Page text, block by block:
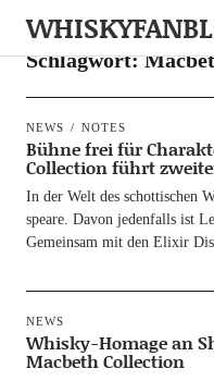
Schlagwort:
NEWS NOTES
Bühne frei für
Collection führt
In der Welt des schot­ti­schen
speare. Davon jeden­falls ist
Gemein­sam mit den Eli­xir
NEWS
Whisky-Homage an
Macbeth Collection